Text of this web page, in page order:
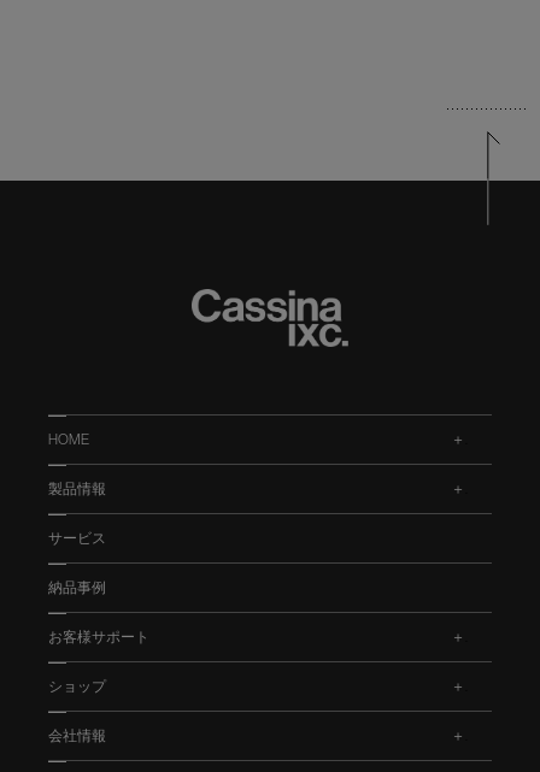
HOME
製品情報
サービス
納品事例
お客様サポート
ショップ
会社情報